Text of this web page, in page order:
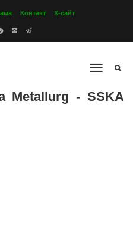
Контакт Х-сайт
Metallurg - SSKA